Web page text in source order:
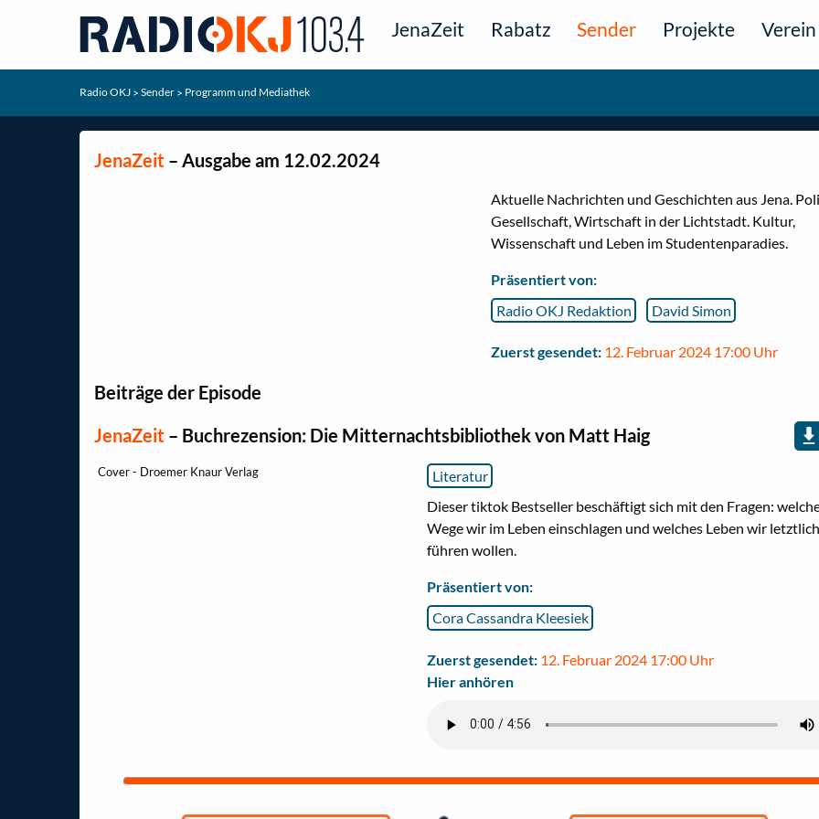
JenaZeit Rabatz Sender Projekte Verein
Radio OKJ > Sender > Programm und Mediathek
JenaZeit – Ausgabe am 12.02.2024
Aktuelle Nachrichten und Geschichten aus Jena.
Gesellschaft, Wirtschaft in der Lichtstadt. Kultur,
Wissenschaft und Leben im Studentenparadies.
Präsentiert von:
Radio OKJ Redaktion
David Simon
Zuerst gesendet: 12. Februar 2024 17:00 Uhr
Beiträge der Episode
JenaZeit – Buchrezension: Die Mitternachtsbibliothek von Matt Haig
Cover - Droemer Knaur Verlag
Literatur
Dieser tiktok Bestseller beschäftigt sich mit den Fragen:
Wege wir im Leben einschlagen und welches Leben wir
führen wollen.
Präsentiert von:
Cora Cassandra Kleesiek
Zuerst gesendet: 12. Februar 2024 17:00 Uhr
Hier anhören